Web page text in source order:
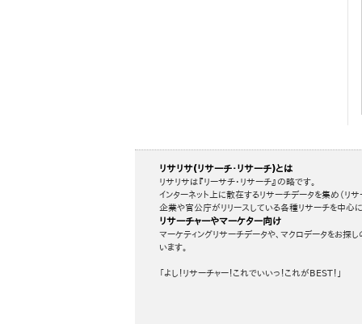
リサリサ(リサーチ・リサーチ)とは
リサリサは『リーサチ・リサーチ』の略です。
インターネット上に散在するリサーチデータを集め（リ
企業や官公庁がリリースしている各種リサーチを中心
リサーチャーやマーケター向け
マーケティングリサーチデータや、マクロデータをお探
います。
「よし！リサーチャー！これでいいっ！これがBEST！」